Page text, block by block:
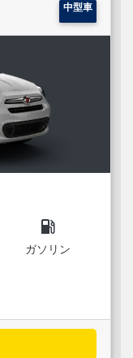
中型車
local_gas_station
ガソリン